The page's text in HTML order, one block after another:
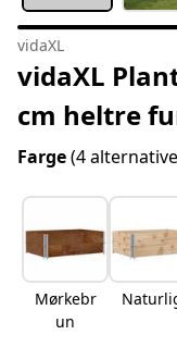
vidaXL
vidaXL
cm heltre
Farge(4
Mørkebr
un